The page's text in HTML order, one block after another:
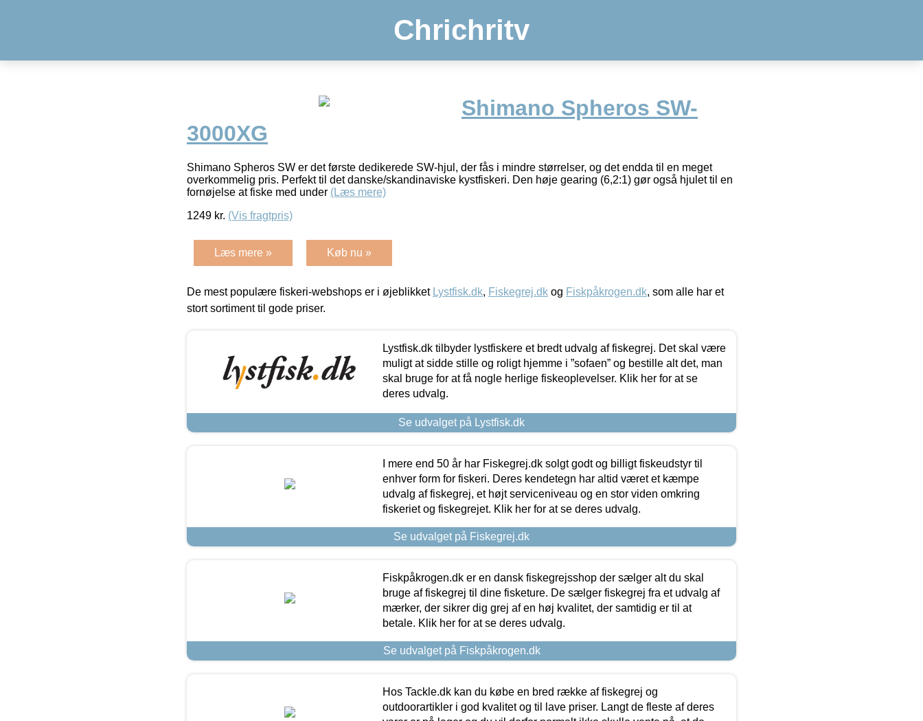
Chrichritv
Shimano Spheros SW-
3000XG
Shimano Spheros SW er det første dedikerede SW-hjul, der fås i mindre størrelser, og det endda til en meget
overkommelig pris. Perfekt til det danske/skandinaviske kystfiskeri. Den høje gearing (6,2:1) gør også hjulet til en
fornøjelse at fiske med under (Læs mere)
1249 kr. (Vis fragtpris)
Læs mere » Køb nu »
De mest populære fiskeri-webshops er i øjeblikket Lystfisk.dk, Fiskegrej.dk og Fiskpåkrogen.dk, som alle har et
stort sortiment til gode priser.
Lystfisk.dk tilbyder lystfiskere et bredt udvalg af fiskegrej. Det skal være
muligt at sidde stille og roligt hjemme i ”sofaen” og bestille alt det, man
skal bruge for at få nogle herlige fiskeoplevelser. Klik her for at se
deres udvalg.
Se udvalget på Lystfisk.dk
I mere end 50 år har Fiskegrej.dk solgt godt og billigt fiskeudstyr til
enhver form for fiskeri. Deres kendetegn har altid været et kæmpe
udvalg af fiskegrej, et højt serviceniveau og en stor viden omkring
fiskeriet og fiskegrejet. Klik her for at se deres udvalg.
Se udvalget på Fiskegrej.dk
Fiskpåkrogen.dk er en dansk fiskegrejsshop der sælger alt du skal
bruge af fiskegrej til dine fisketure. De sælger fiskegrej fra et udvalg af
mærker, der sikrer dig grej af en høj kvalitet, der samtidig er til at
betale. Klik her for at se deres udvalg.
Se udvalget på Fiskpåkrogen.dk
Hos Tackle.dk kan du købe en bred række af fiskegrej og
outdoorartikler i god kvalitet og til lave priser. Langt de fleste af deres